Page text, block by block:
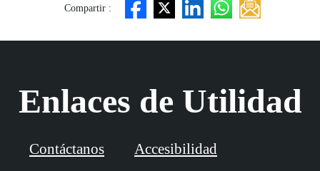
Compartir :
Enlaces de Utilidad
Contáctanos Accesibilidad